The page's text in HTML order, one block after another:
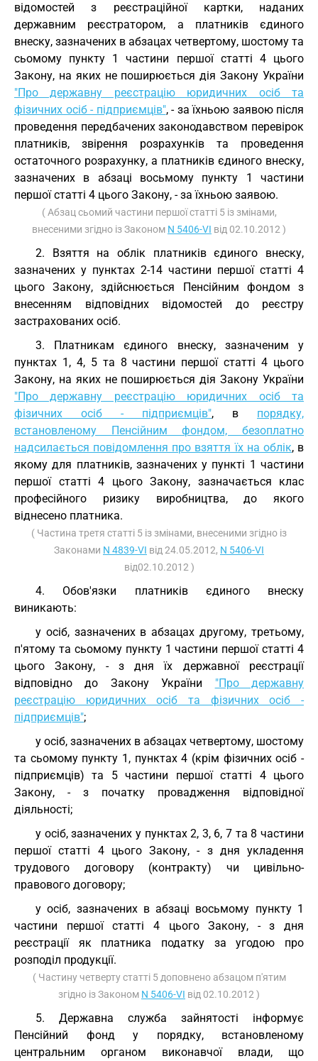
відомостей з реєстраційної картки, наданих
державним реєстратором, а платників єдиного
внеску, зазначених в абзацах четвертому, шостому та
сьомому пункту 1 частини першої статті 4 цього
Закону, на яких не поширюється дія Закону України
"Про державну реєстрацію юридичних осіб та
фізичних осіб - підприємців", - за їхньою заявою після
проведення передбачених законодавством перевірок
платників, звірення розрахунків та проведення
остаточного розрахунку, а платників єдиного внеску,
зазначених в абзаці восьмому пункту 1 частини
першої статті 4 цього Закону, - за їхньою заявою.
( Абзац сьомий частини першої статті 5 із змінами,
внесеними згідно із Законом N 5406-VI від 02.10.2012 )
2. Взяття на облік платників єдиного внеску,
зазначених у пунктах 2-14 частини першої статті 4
цього Закону, здійснюється Пенсійним фондом з
внесенням відповідних відомостей до реєстру
застрахованих осіб.
3. Платникам єдиного внеску, зазначеним у
пунктах 1, 4, 5 та 8 частини першої статті 4 цього
Закону, на яких не поширюється дія Закону України
"Про державну реєстрацію юридичних осіб та
фізичних осіб - підприємців", в порядку,
встановленому Пенсійним фондом, безоплатно
надсилається повідомлення про взяття їх на облік, в
якому для платників, зазначених у пункті 1 частини
першої статті 4 цього Закону, зазначається клас
професійного ризику виробництва, до якого
віднесено платника.
( Частина третя статті 5 із змінами, внесеними згідно із
Законами N 4839-VI від 24.05.2012, N 5406-VI
від02.10.2012 )
4. Обов'язки платників єдиного внеску
виникають:
у осіб, зазначених в абзацах другому, третьому,
п'ятому та сьомому пункту 1 частини першої статті 4
цього Закону, - з дня їх державної реєстрації
відповідно до Закону України "Про державну
реєстрацію юридичних осіб та фізичних осіб -
підприємців";
у осіб, зазначених в абзацах четвертому, шостому
та сьомому пункту 1, пунктах 4 (крім фізичних осіб -
підприємців) та 5 частини першої статті 4 цього
Закону, - з початку провадження відповідної
діяльності;
у осіб, зазначених у пунктах 2, 3, 6, 7 та 8 частини
першої статті 4 цього Закону, - з дня укладення
трудового договору (контракту) чи цивільно-
правового договору;
у осіб, зазначених в абзаці восьмому пункту 1
частини першої статті 4 цього Закону, - з дня
реєстрації як платника податку за угодою про
розподіл продукції.
( Частину четверту статті 5 доповнено абзацом п'ятим
згідно із Законом N 5406-VI від 02.10.2012 )
5. Державна служба зайнятості інформує
Пенсійний фонд у порядку, встановленому
центральним органом виконавчої влади, що